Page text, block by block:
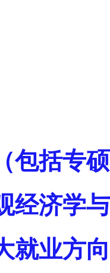
包括专
经济学
就业方